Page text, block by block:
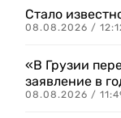
Стало
08.08.2026 /
«В Грузии
заявление в
08.08.2026 /